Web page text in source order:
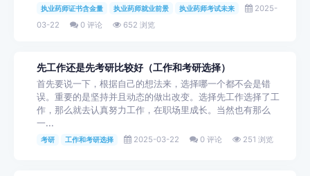
执业药师证书含金量 执业药师就业前景 执业药师考试未来
2025-
03-22
0 评论 652 浏览
先工作还是先考研比较好（工作和考研选择）
首先要说一下，根据自己的想法来，选择哪一个都不会是错
误。重要的是坚持并且动态的做出改变。选择先工作选择了工
作，那么就去认真努力工作，在职场里成长。当然也有那么
一...
考研 工作和考研选择 2025-03-22 0 评论 251 浏览